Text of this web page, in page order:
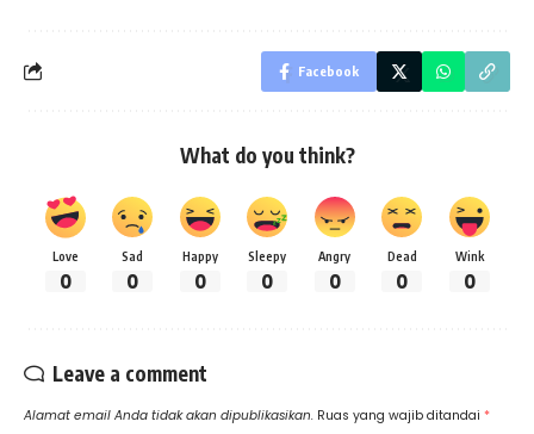
Facebook
What do you think?
Love
0
Sad
0
Happy
0
Sleepy
0
Angry
0
Dead
0
Wink
0
Leave a comment
Alamat email Anda tidak akan dipublikasikan. Ruas yang wajib ditandai *